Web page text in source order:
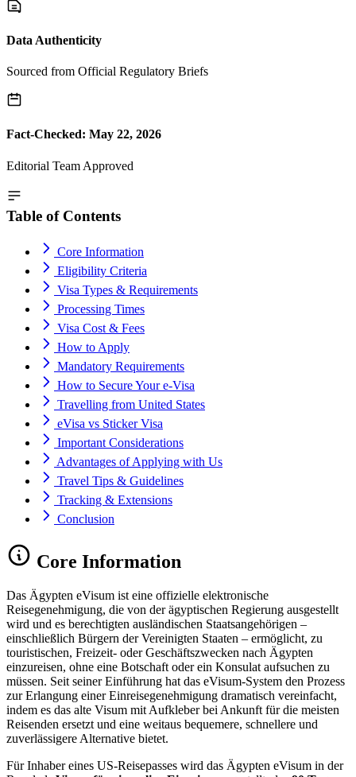
Data Authenticity
Sourced from Official Regulatory Briefs
Fact-Checked: May 22, 2026
Editorial Team Approved
Table of Contents
Core Information
Eligibility Criteria
Visa Types & Requirements
Processing Times
Visa Cost & Fees
How to Apply
Mandatory Requirements
How to Secure Your e-Visa
Travelling from United States
eVisa vs Sticker Visa
Important Considerations
Advantages of Applying with Us
Travel Tips & Guidelines
Tracking & Extensions
Conclusion
Core Information
Das Ägypten eVisum ist eine offizielle elektronische
Reisegenehmigung, die von der ägyptischen Regierung ausgestellt
wird und es berechtigten ausländischen Staatsangehörigen –
einschließlich Bürgern der Vereinigten Staaten – ermöglicht, zu
touristischen, Freizeit- oder Geschäftszwecken nach Ägypten
einzureisen, ohne eine Botschaft oder ein Konsulat aufsuchen zu
müssen. Seit seiner Einführung hat das eVisum-System den Prozess
zur Erlangung einer Einreisegenehmigung dramatisch vereinfacht,
indem es das alte Visum mit Aufkleber bei Ankunft für die meisten
Reisenden ersetzt und eine weitaus bequemere, schnellere und
zuverlässigere Alternative bietet.
Für Inhaber eines US-Reisepasses wird das Ägypten eVisum in der